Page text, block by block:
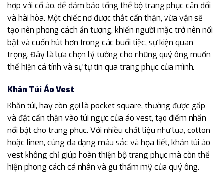
hợp với cổ áo, để đảm bảo tổng thể bộ trang phục cân đối
và hài hòa. Một chiếc nơ được thắt cẩn thận, vừa vặn sẽ
tạo nên phong cách ấn tượng, khiến người mặc trở nên nổi
bật và cuốn hút hơn trong các buổi tiệc, sự kiện quan
trọng. Đây là lựa chọn lý tưởng cho những quý ông muốn
thể hiện cá tính và sự tự tin qua trang phục của mình.
Khăn Túi Áo Vest
Khăn túi, hay còn gọi là pocket square, thường được gấp
và đặt cẩn thận vào túi ngực của áo vest, tạo điểm nhấn
nổi bật cho trang phục. Với nhiều chất liệu như lụa, cotton
hoặc linen, cùng đa dạng màu sắc và họa tiết, khăn túi áo
vest không chỉ giúp hoàn thiện bộ trang phục mà còn thể
hiện phong cách cá nhân và gu thẩm mỹ của quý ông.